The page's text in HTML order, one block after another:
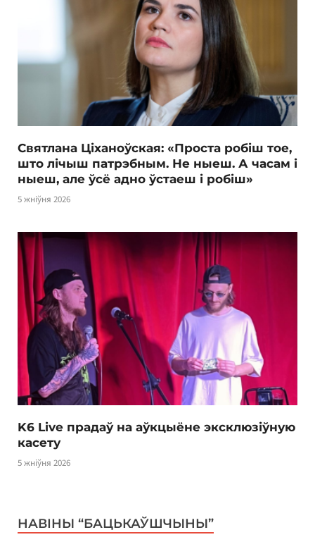
Святлана Ціханоўская: «Проста робіш тое,
што лічыш патрэбным. Не ныеш. А часам і
ныеш, але ўсё адно ўстаеш і робіш»
5 жніўня 2026
K6 Live прадаў на аўкцыёне эксклюзіўную
касету
5 жніўня 2026
НАВІНЫ “БАЦЬКАЎШЧЫНЫ”